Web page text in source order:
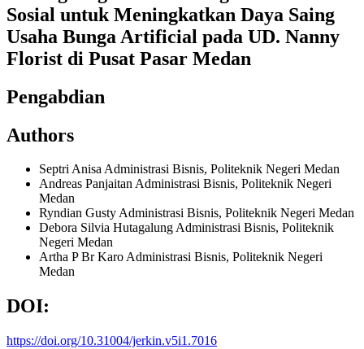
Sosial untuk Meningkatkan Daya Saing
Usaha Bunga Artificial pada UD. Nanny
Florist di Pusat Pasar Medan
Pengabdian
Authors
Septri AnisaAdministrasi Bisnis, Politeknik Negeri Medan
Andreas PanjaitanAdministrasi Bisnis, Politeknik Negeri
Medan
Ryndian GustyAdministrasi Bisnis, Politeknik Negeri Medan
Debora Silvia HutagalungAdministrasi Bisnis, Politeknik
Negeri Medan
Artha P Br KaroAdministrasi Bisnis, Politeknik Negeri
Medan
DOI:
https://doi.org/10.31004/jerkin.v5i1.7016